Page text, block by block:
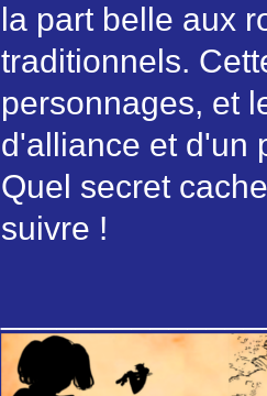
la part belle aux
traditionnels.
personnages, et
d'alliance et d'un
Quel secret
suivre !